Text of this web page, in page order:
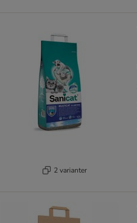
2 varianter